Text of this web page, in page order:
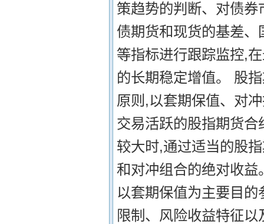
策趋势的判断、对债
债期货和现货的基差
等指标进行跟踪监控,
的长期稳定增值。 股
原则,以套期保值、对
交易活跃的股指期货
较大时,通过适当的股
和对冲组合的绝对收
以套期保值为主要目
限制、风险收益特征